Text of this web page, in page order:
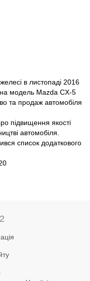
в листопаді 2016
модель Mazda CX-5
та продаж автомобіля
підвищення якості
автомобіля.
список додаткового